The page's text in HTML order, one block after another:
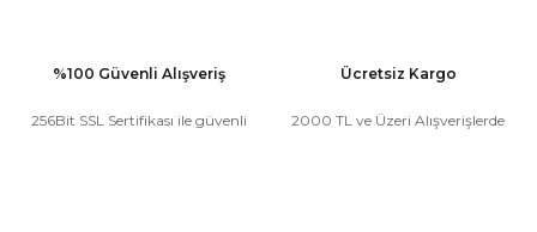
%100 Güvenli Alışveriş
256Bit SSL Sertifikası ile güvenli
Ücretsiz Kargo
2000 TL ve Üzeri Alışverişlerde